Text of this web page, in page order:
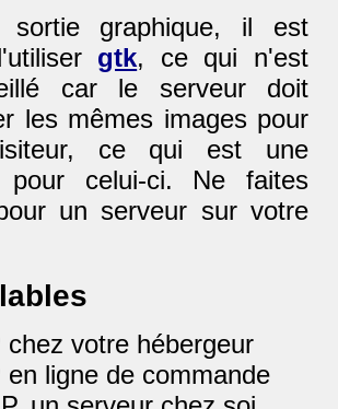
sortie graphique, il est
gtk, ce qui n'est
car le serveur doit
les mêmes images pour
ce qui est une
pour celui-ci. Ne faites
un serveur sur votre
chez votre hébergeur
en ligne de commande